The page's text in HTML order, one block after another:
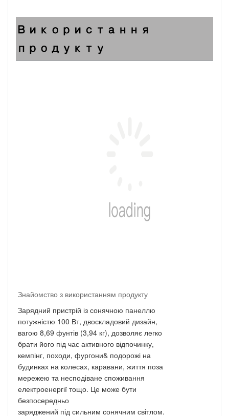
Використання
продукту
Знайомство з використанням продукту
Зарядний пристрій із сонячною панеллю
потужністю 100 Вт, двоскладовий дизайн,
вагою 8,69 фунтів (3,94 кг), дозволяє легко
брати його під час активного відпочинку,
кемпінг, походи, фургони& подорожі на
будинках на колесах, каравани, життя поза
мережею та несподіване споживання
електроенергії тощо. Це може бути
безпосередньо
заряджений під сильним сонячним світлом.